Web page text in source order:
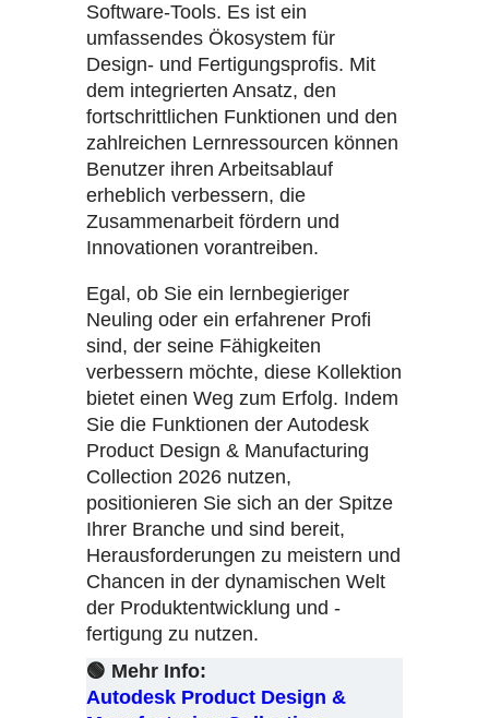
Software-Tools. Es ist ein
umfassendes Ökosystem für
Design- und Fertigungsprofis. Mit
dem integrierten Ansatz, den
fortschrittlichen Funktionen und den
zahlreichen Lernressourcen können
Benutzer ihren Arbeitsablauf
erheblich verbessern, die
Zusammenarbeit fördern und
Innovationen vorantreiben.
Egal, ob Sie ein lernbegieriger
Neuling oder ein erfahrener Profi
sind, der seine Fähigkeiten
verbessern möchte, diese Kollektion
bietet einen Weg zum Erfolg. Indem
Sie die Funktionen der Autodesk
Product Design & Manufacturing
Collection 2026 nutzen,
positionieren Sie sich an der Spitze
Ihrer Branche und sind bereit,
Herausforderungen zu meistern und
Chancen in der dynamischen Welt
der Produktentwicklung und -
fertigung zu nutzen.
🟢 Mehr Info:
Autodesk Product Design &